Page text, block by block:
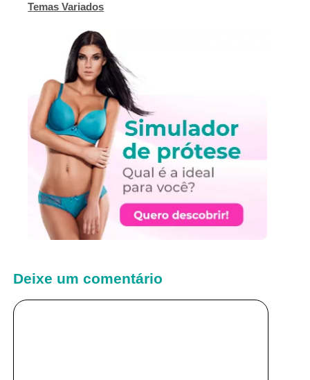
Temas Variados
Deixe um comentário